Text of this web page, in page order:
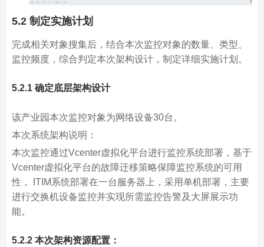
5.2 制定实施计划
完成相关对象搜集后，结合本次监控对象的数量、类型、
监控频度，综合判定本次架构设计，制定详细实施计划。
5.2.1 确定底层架构设计
该产业园本次监控对象为网络设备30台。
本次系统架构说明：
本次监控通过Vcenter虚拟化平台进行监控系统部署，基于
Vcenter虚拟化平台的故障迁移策略保障监控系统的可用
性， ITIM系统部署在一台服务器上，采用单机部署，主要
进行交换机设备监控并实现所需监控告警及大屏展示功
能。
5.2.2 本次架构资源配置：